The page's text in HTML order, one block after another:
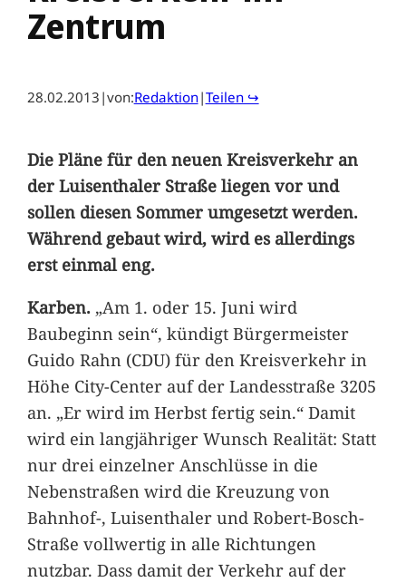
Zentrum
28.02.2013 |von:Redaktion|Teilen ↪
Die Pläne für den neuen Kreisverkehr an
der Luisenthaler Straße liegen vor und
sollen diesen Sommer umgesetzt werden.
Während gebaut wird, wird es allerdings
erst einmal eng.
Karben.„Am 1. oder 15. Juni wird
Baubeginn sein“, kündigt Bürgermeister
Guido Rahn (CDU) für den Kreisverkehr in
Höhe City-Center auf der Landesstraße 3205
an. „Er wird im Herbst fertig sein.“ Damit
wird ein langjähriger Wunsch Realität: Statt
nur drei einzelner Anschlüsse in die
Nebenstraßen wird die Kreuzung von
Bahnhof-, Luisenthaler und Robert-Bosch-
Straße vollwertig in alle Richtungen
nutzbar. Dass damit der Verkehr auf der